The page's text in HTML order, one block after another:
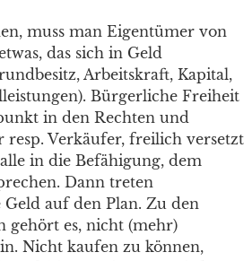
muss man Eigentümer von
das sich in Geld
Arbeitskraft, Kapital,
Bürgerliche Freiheit
in den Rechten und
resp. Verkäufer, freilich versetzt
in die Befähigung, dem
Dann treten
auf den Plan. Zu den
gehört es, nicht (mehr)
Nicht kaufen zu können,